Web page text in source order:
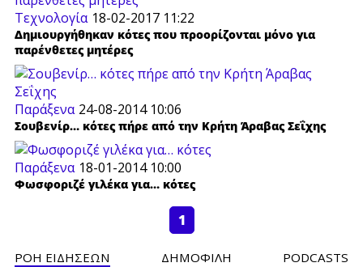
Τεχνολογία 18-02-2017 11:22
Δημιουργήθηκαν κότες που προορίζονται μόνο για
παρένθετες μητέρες
Παράξενα 24-08-2014 10:06
Σουβενίρ… κότες πήρε από την Κρήτη Άραβας Σεΐχης
Παράξενα 18-01-2014 10:00
Φωσφοριζέ γιλέκα για… κότες
1
ΡΟΗ ΕΙΔΗΣΕΩΝ ΔΗΜΟΦΙΛH PODCASTS